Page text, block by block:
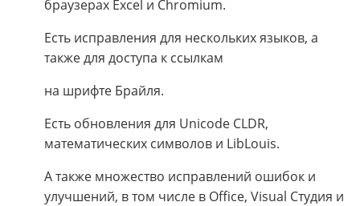
браузерах Excel и Chromium.
Есть исправления для нескольких языков, а
также для доступа к ссылкам
на шрифте Брайля.
Есть обновления для Unicode CLDR,
математических символов и LibLouis.
А также множество исправлений ошибок и
улучшений, в том числе в Office, Visual Студия и